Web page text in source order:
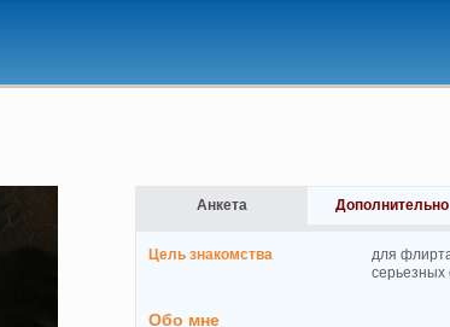
Анкета Дополнительно
Цель знакомства
для
cерьезных
Обо мне